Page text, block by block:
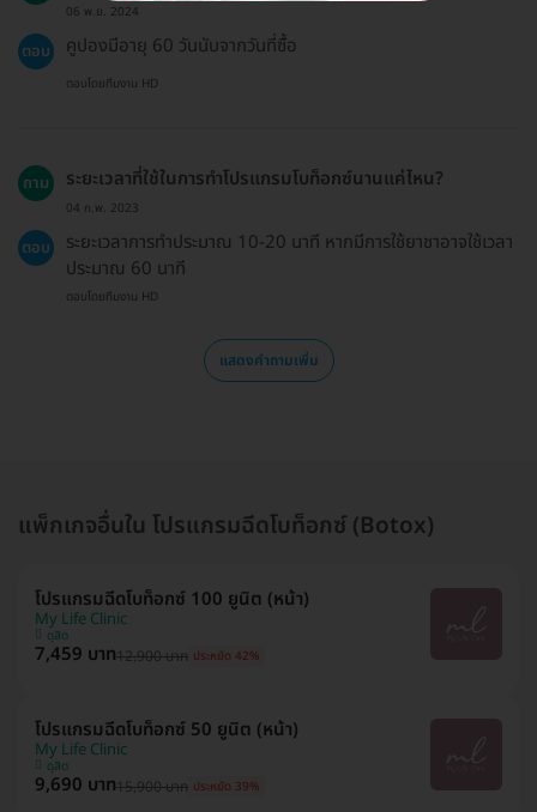
06 พ.ย. 2024
ตอบ คูปองมีอายุ 60 วันนับจากวันที่ซื้อ
ตอบโดยทีมงาน HD
ถาม ระยะเวลาที่ใช้ในการทำโปรแกรมโบท็อกซ์นานแค่ไหน?
04 ก.พ. 2023
ตอบ
ระยะเวลาการทำประมาณ 10-20 นาที หากมีการใช้ยาชาอาจใช้เวลา
ประมาณ 60 นาที
ตอบโดยทีมงาน HD
แสดงคำถามเพิ่ม
แพ็กเกจอื่นใน โปรแกรมฉีดโบท็อกซ์ (Botox)
โปรแกรมฉีดโบท็อกซ์ 100 ยูนิต (หน้า)
My Life Clinic
ดุสิต
7,459 บาท12,900 บาท ประหยัด 42%
โปรแกรมฉีดโบท็อกซ์ 50 ยูนิต (หน้า)
My Life Clinic
ดุสิต
9,690 บาท15,900 บาท ประหยัด 39%